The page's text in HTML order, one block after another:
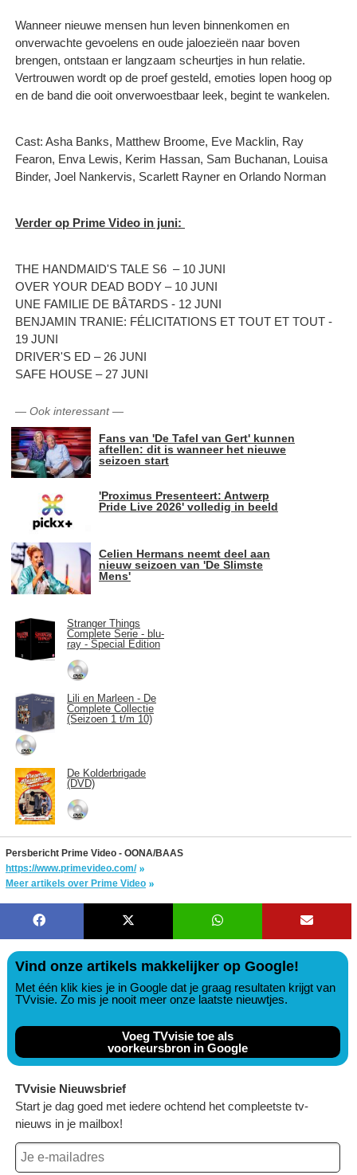
Wanneer nieuwe mensen hun leven binnenkomen en
onverwachte gevoelens en oude jaloezieën naar boven
brengen, ontstaan er langzaam scheurtjes in hun relatie.
Vertrouwen wordt op de proef gesteld, emoties lopen hoog op
en de band die ooit onverwoestbaar leek, begint te wankelen.
Cast: Asha Banks, Matthew Broome, Eve Macklin, Ray
Fearon, Enva Lewis, Kerim Hassan, Sam Buchanan, Louisa
Binder, Joel Nankervis, Scarlett Rayner en Orlando Norman
Verder op Prime Video in juni:
THE HANDMAID'S TALE S6 – 10 JUNI
OVER YOUR DEAD BODY – 10 JUNI
UNE FAMILIE DE BÂTARDS - 12 JUNI
BENJAMIN TRANIE: FÉLICITATIONS ET TOUT ET TOUT -
19 JUNI
DRIVER'S ED – 26 JUNI
SAFE HOUSE – 27 JUNI
— Ook interessant—
Fans van 'De Tafel van Gert' kunnen
aftellen: dit is wanneer het nieuwe
seizoen start
'Proximus Presenteert: Antwerp
Pride Live 2026' volledig in beeld
Celien Hermans neemt deel aan
nieuw seizoen van 'De Slimste
Mens'
Stranger Things
Complete Serie - blu-
ray - Special Edition
Lili en Marleen - De
Complete Collectie
(Seizoen 1 t/m 10)
De Kolderbrigade
(DVD)
Persbericht Prime Video - OONA/BAAS
https://www.primevideo.com/
Meer artikels over Prime Video
Vind onze artikels makkelijker op Google!
Met één klik kies je in Google dat je graag resultaten krijgt van
TVvisie. Zo mis je nooit meer onze laatste nieuwtjes.
Voeg TVvisie toe als
voorkeursbron in Google
TVvisie Nieuwsbrief
Start je dag goed met iedere ochtend het compleetste tv-
nieuws in je mailbox!